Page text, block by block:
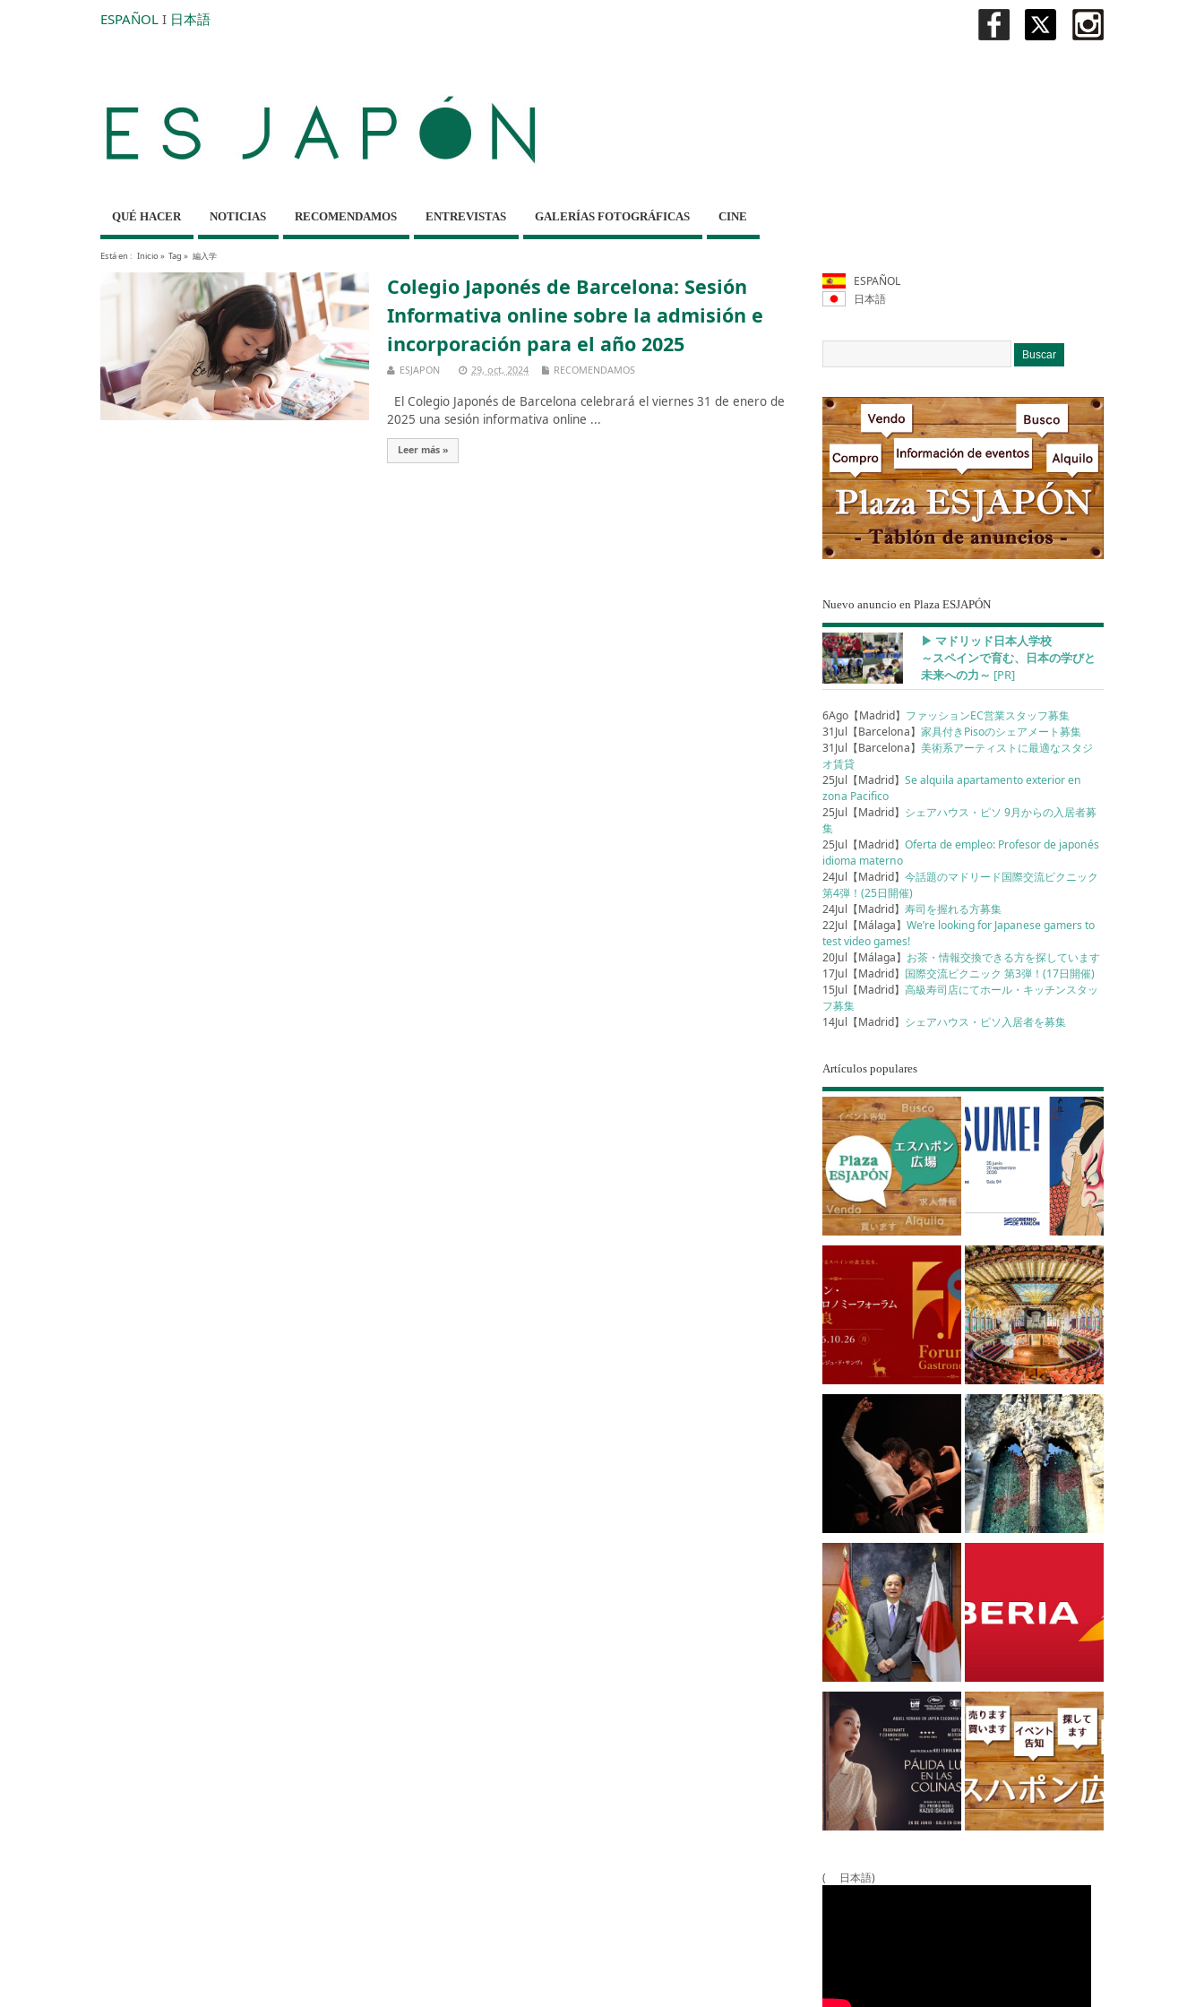
ESPAÑOL I 日本語
QUÉ HACER NOTICIAS RECOMENDAMOS ENTREVISTAS GALERÍAS FOTOGRÁFICAS CINE
Está en : Inicio» Tag » 編入学
Colegio Japonés de Barcelona: Sesión
Informativa online sobre la admisión e
incorporación para el año 2025
ESJAPON 29, oct, 2024 RECOMENDAMOS
El Colegio Japonés de Barcelona celebrará el viernes 31 de enero de
2025 una sesión informativa online ...
Leer más »
ESPAÑOL
日本語
Nuevo anuncio en Plaza ESJAPÓN
▶︎ マドリッド日本人学校
～スペインで育む、日本の学びと
未来への力～ [PR]
6Ago【Madrid】 ファッションEC営業スタッフ募集
31Jul【Barcelona】家具付きPisoのシェアメート募集
31Jul【Barcelona】美術系アーティストに最適なスタジ
オ賃貸
25Jul【Madrid】Se alquila apartamento exterior en
zona Pacifico
25Jul【Madrid】 シェアハウス・ピソ 9月からの入居者募
集
25Jul【Madrid】Oferta de empleo: Profesor de japonés
idioma materno
24Jul【Madrid】今話題のマドリード国際交流ピクニック
第4弾！(25日開催)
24Jul【Madrid】寿司を握れる方募集
22Jul【Málaga】We’re looking for Japanese gamers to
test video games!
20Jul【Málaga】 お茶・情報交換できる方を探しています
17Jul【Madrid】 国際交流ピクニック 第3弾！(17日開催)
15Jul【Madrid】高級寿司店にてホール・キッチンスタッ
フ募集
14Jul【Madrid】 シェアハウス・ピソ入居者を募集
Artículos populares
( 日本語)